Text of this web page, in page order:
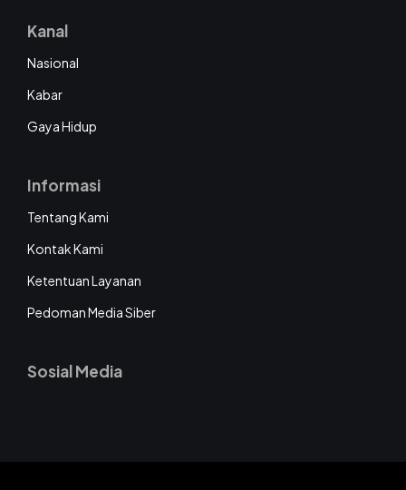
Kanal
Nasional
Kabar
Gaya Hidup
Informasi
Tentang Kami
Kontak Kami
Ketentuan Layanan
Pedoman Media Siber
Sosial Media